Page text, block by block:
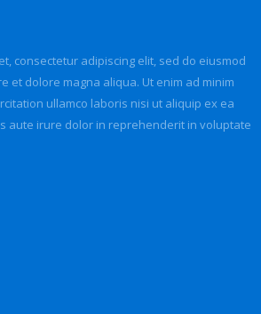
consectetur adipiscing elit, sed do eiusmod
et dolore magna aliqua. Ut enim ad minim
ullamco laboris nisi ut aliquip ex ea
aute irure dolor in reprehenderit in voluptate